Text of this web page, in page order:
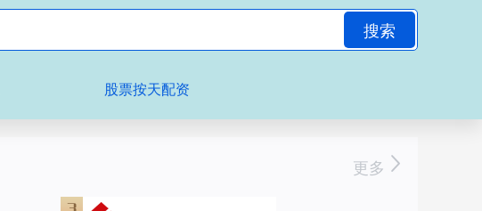
搜索
股票按天配资
更多